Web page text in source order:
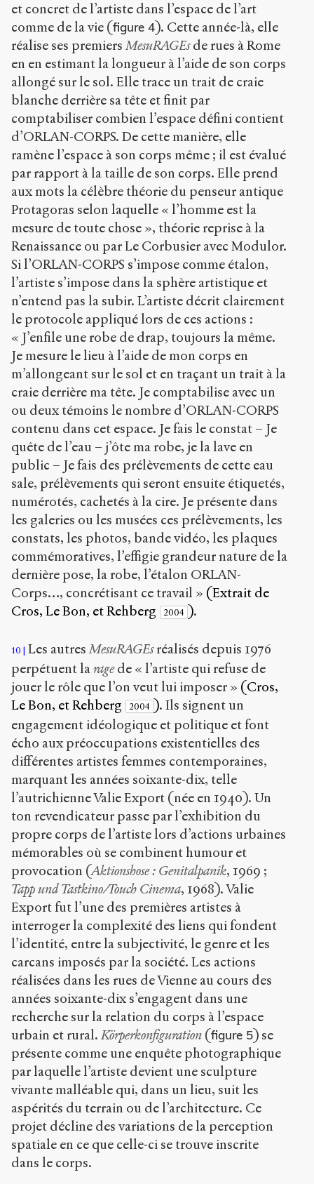
et concret de l’artiste dans l’espace de l’art
comme de la vie (figure 4). Cette année-là, elle
réalise ses premiers MesuRAGEsde rues à Rome
en en estimant la longueur à l’aide de son corps
allongé sur le sol. Elle trace un trait de craie
blanche derrière sa tête et finit par
comptabiliser combien l’espace défini contient
d’ORLAN-CORPS. De cette manière, elle
ramène l’espace à son corps même ; il est évalué
par rapport à la taille de son corps. Elle prend
aux mots la célèbre théorie du penseur antique
Protagoras selon laquelle « l’homme est la
mesure de toute chose », théorie reprise à la
Renaissance ou par Le Corbusier avec Modulor.
Si l’ORLAN-CORPS s’impose comme étalon,
l’artiste s’impose dans la sphère artistique et
n’entend pas la subir. L’artiste décrit clairement
le protocole appliqué lors de ces actions :
« J’enfile une robe de drap, toujours la même.
Je mesure le lieu à l’aide de mon corps en
m’allongeant sur le sol et en traçant un trait à la
craie derrière ma tête. Je comptabilise avec un
ou deux témoins le nombre d’ORLAN-CORPS
contenu dans cet espace. Je fais le constat – Je
quête de l’eau – j’ôte ma robe, je la lave en
public – Je fais des prélèvements de cette eau
sale, prélèvements qui seront ensuite étiquetés,
numérotés, cachetés à la cire. Je présente dans
les galeries ou les musées ces prélèvements, les
constats, les photos, bande vidéo, les plaques
commémoratives, l’effigie grandeur nature de la
dernière pose, la robe, l’étalon ORLAN-
Corps…, concrétisant ce travail » (Extrait de
Cros, Le Bon, et Rehberg
2004 ).
10 Les autres MesuRAGEsréalisés depuis 1976
perpétuent laragede « l’artiste qui refuse de
jouer le rôle que l’on veut lui imposer » (Cros,
Le Bon, et Rehberg
2004 ). Ils signent un
engagement idéologique et politique et font
écho aux préoccupations existentielles des
différentes artistes femmes contemporaines,
marquant les années soixante-dix, telle
l’autrichienne Valie Export (née en 1940). Un
ton revendicateur passe par l’exhibition du
propre corps de l’artiste lors d’actions urbaines
mémorables où se combinent humour et
provocation (Aktionshose : Genitalpanik, 1969 ;
Tapp und Tastkino/Touch Cinema, 1968). Valie
Export fut l’une des premières artistes à
interroger la complexité des liens qui fondent
l’identité, entre la subjectivité, le genre et les
carcans imposés par la société. Les actions
réalisées dans les rues de Vienne au cours des
années soixante-dix s’engagent dans une
recherche sur la relation du corps à l’espace
urbain et rural. Körperkonfiguration (figure 5) se
présente comme une enquête photographique
par laquelle l’artiste devient une sculpture
vivante malléable qui, dans un lieu, suit les
aspérités du terrain ou de l’architecture. Ce
projet décline des variations de la perception
spatiale en ce que celle-ci se trouve inscrite
dans le corps.